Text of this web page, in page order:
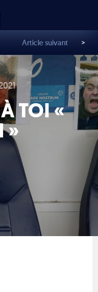
TOI «
»
Article suivant >